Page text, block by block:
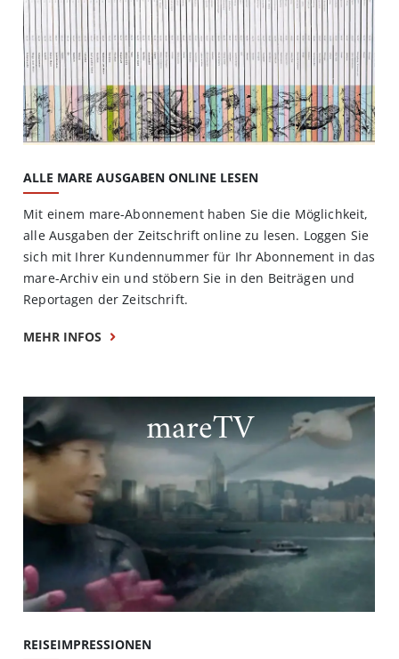
ALLE MARE AUSGABEN ONLINE LESEN
Mit einem mare-Abonnement haben Sie die Möglichkeit,
alle Ausgaben der Zeitschrift online zu lesen. Loggen Sie
sich mit Ihrer Kundennummer für Ihr Abonnement in das
mare-Archiv ein und stöbern Sie in den Beiträgen und
Reportagen der Zeitschrift.
MEHR INFOS
mareTV
REISEIMPRESSIONEN